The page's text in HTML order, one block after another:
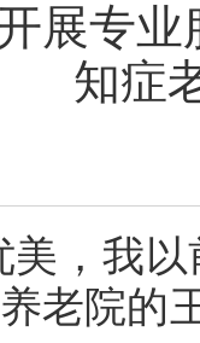
展专
知症
美，我
老院的